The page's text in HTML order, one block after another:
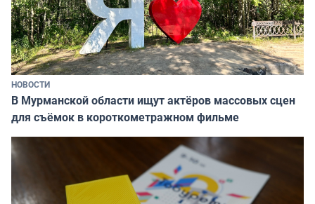
НОВОСТИ
В Мурманской области ищут актёров массовых сцен
для съёмок в короткометражном фильме